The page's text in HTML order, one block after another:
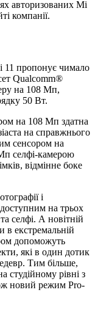
авторизованих Mi
компанії.
11 пропонує чимало
Qualcomm®
на 108 Мп,
50 Вт.
на 108 Мп здатна
на справжнього
сенсором на
селфі-камерою
відмінне боке
і
на трьох
селфі. А новітній
екстремальній
допоможуть
які в один дотик
Тим більше,
рівні з
новий режим Pro-